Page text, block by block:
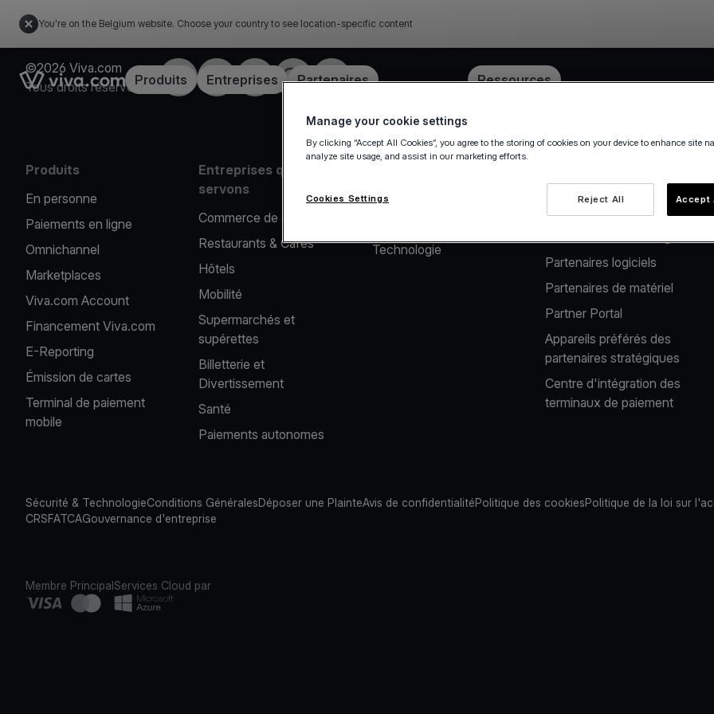
You're on the Belgium website. Choose your country to see location-specific content
Link to the homepageProduits Entreprises Partenaires Tarification Ressources
©2026 Viva.com
Tous droits réservés
Facebook
X LinkedInInstagramYouTube
Produits
En personne
Paiements en ligne
Omnichannel
Marketplaces
Viva.com Account
Financement Viva.com
E-Reporting
Émission de cartes
Terminal de paiement
mobile
Entreprises que nous
servons
Commerce de détail
Restaurants & Cafés
Hôtels
Mobilité
Supermarchés et
supérettes
Billetterie et
Divertissement
Santé
Paiements autonomes
Notre société
Technologie
partenaires
Solutions de paiement pour
Partenaires logiciels
Partenaires de matériel
Partner Portal
Appareils préférés des
partenaires stratégiques
Centre d'intégration des
terminaux de paiement
Sécurité & TechnologieConditions GénéralesDéposer une PlainteAvis de confidentialitéPolitique des cookiesPolitique de la loi sur
CRSFATCAGouvernance d'entreprise
Membre PrincipalServices Cloud par
Manage your cookie settings
By clicking “Accept All Cookies”, you agree to the storing of cookies on your device to enhance site
analyze site usage, and assist in our marketing efforts.
Reject All Accept
Cookies Settings